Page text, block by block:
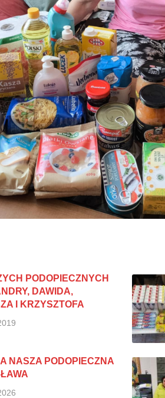
PODOPIECZNYCH
DAWIDA,
I KRZYSZTOFA
NASZA PODOPIECZNA